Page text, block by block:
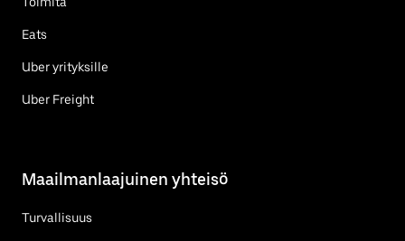
Eats
Uber yrityksille
Uber Freight
Maailmanlaajuinen yhteisö
Turvallisuus